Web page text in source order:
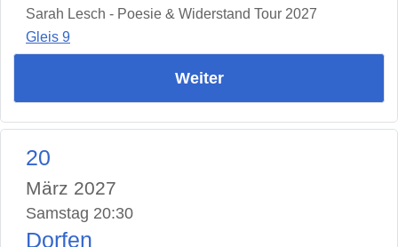
Sarah Lesch - Poesie & Widerstand Tour 2027
Gleis 9
Weiter
20
März 2027
Samstag 20:30
Dorfen